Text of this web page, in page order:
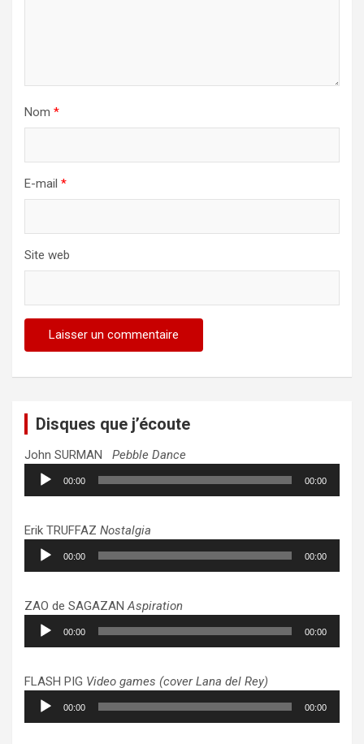
Nom *
E-mail *
Site web
Disques que j’écoute
John SURMAN Pebble Dance
Lecteur
audio
00:00 00:00
Erik TRUFFAZ Nostalgia
Lecteur
audio
00:00 00:00
ZAO de SAGAZANAspiration
Lecteur
audio
00:00 00:00
FLASH PIG Video games (cover Lana del Rey)
Lecteur
audio
00:00 00:00